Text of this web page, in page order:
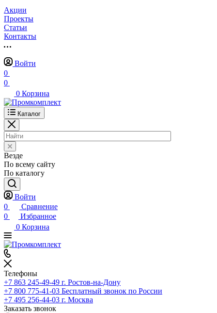
Акции
Проекты
Статьи
Контакты
Войти
0
0
0 Корзина
Каталог
Везде
По всему сайту
По каталогу
Войти
0
Сравнение
0
Избранное
0 Корзина
Телефоны
+7 863 245-49-49 г. Ростов-на-Дону
+7 800 775-41-03 Бесплатный звонок по России
+7 495 256-44-03 г. Москва
Заказать звонок